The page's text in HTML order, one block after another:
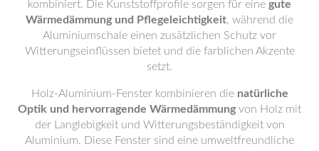
kombiniert. Die Kunststoffprofile sorgen für eine gute
Wärmedämmung und Pflegeleichtigkeit, während die
Aluminiumschale einen zusätzlichen Schutz vor
Witterungseinflüssen bietet und die farblichen Akzente
setzt.
Holz-Aluminium-Fenster kombinieren die natürliche
Optik und hervorragende Wärmedämmung von Holz mit
der Langlebigkeit und Witterungsbeständigkeit von
Aluminium. Diese Fenster sind eine umweltfreundliche